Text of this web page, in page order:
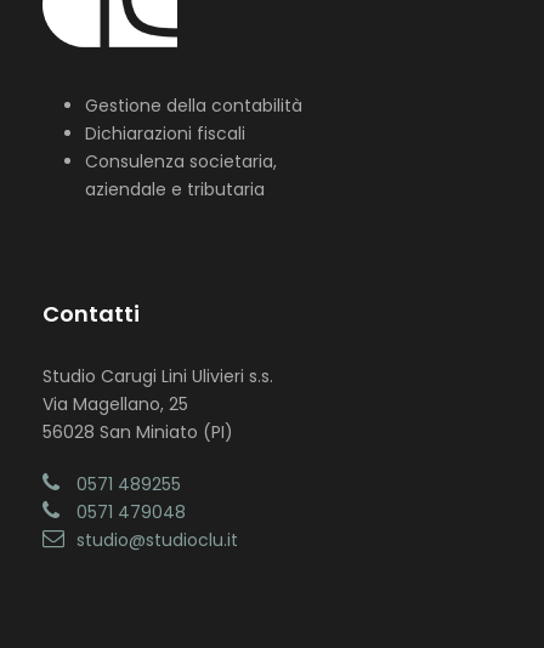
Gestione della contabilità
Dichiarazioni fiscali
Consulenza societaria,
aziendale e tributaria
Contatti
Studio Carugi Lini Ulivieri s.s.
Via Magellano, 25
56028 San Miniato (PI)
0571 489255
0571 479048
studio@studioclu.it